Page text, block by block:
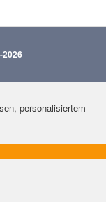
personalisiertem